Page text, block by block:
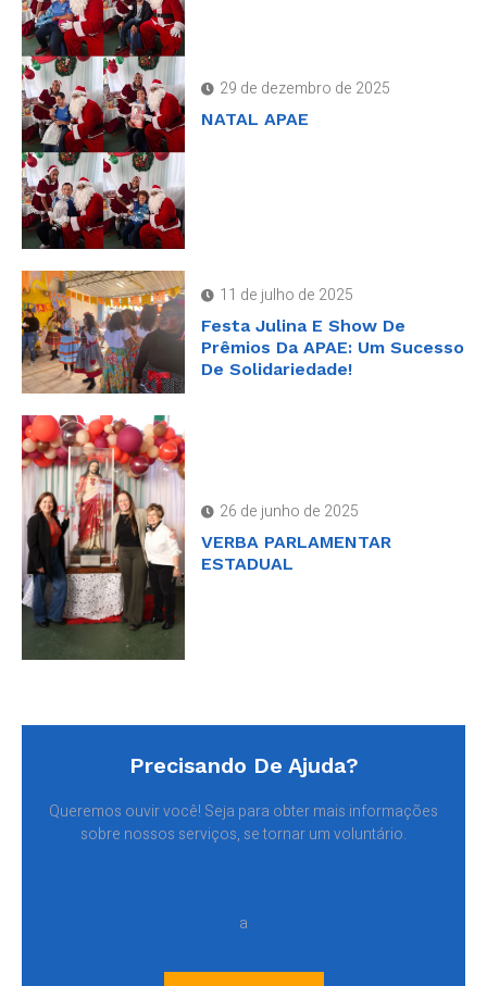
29 de dezembro de 2025
NATAL APAE
11 de julho de 2025
Festa Julina E Show De
Prêmios Da APAE: Um Sucesso
De Solidariedade!
26 de junho de 2025
VERBA PARLAMENTAR
ESTADUAL
Precisando De Ajuda?
Queremos ouvir você! Seja para obter mais informações
sobre nossos serviços, se tornar um voluntário.
a